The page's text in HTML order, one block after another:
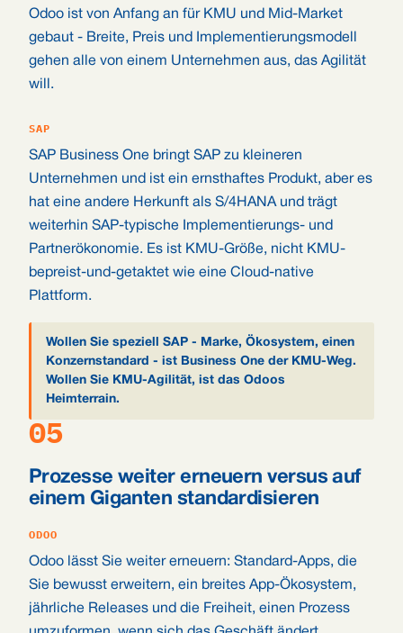
Odoo ist von Anfang an für KMU und Mid-Market
gebaut - Breite, Preis und Implementierungsmodell
gehen alle von einem Unternehmen aus, das Agilität
will.
SAP
SAP Business One bringt SAP zu kleineren
Unternehmen und ist ein ernsthaftes Produkt, aber es
hat eine andere Herkunft als S/4HANA und trägt
weiterhin SAP-typische Implementierungs- und
Partnerökonomie. Es ist KMU-Größe, nicht KMU-
bepreist-und-getaktet wie eine Cloud-native
Plattform.
Wollen Sie speziell SAP - Marke, Ökosystem, einen
Konzernstandard - ist Business One der KMU-Weg.
Wollen Sie KMU-Agilität, ist das Odoos
Heimterrain.
05
Prozesse weiter erneuern versus auf
einem Giganten standardisieren
ODOO
Odoo lässt Sie weiter erneuern: Standard-Apps, die
Sie bewusst erweitern, ein breites App-Ökosystem,
jährliche Releases und die Freiheit, einen Prozess